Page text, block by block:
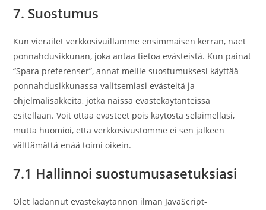
7. Suostumus
Kun vierailet verkkosivuillamme ensimmäisen kerran, näet
ponnahdusikkunan, joka antaa tietoa evästeistä. Kun painat
“Spara preferenser”, annat meille suostumuksesi käyttää
ponnahdusikkunassa valitsemiasi evästeitä ja
ohjelmalisäkkeitä, jotka näissä evästekäytänteissä
esitellään. Voit ottaa evästeet pois käytöstä selaimellasi,
mutta huomioi, että verkkosivustomme ei sen jälkeen
välttämättä enää toimi oikein.
7.1 Hallinnoi suostumusasetuksiasi
Olet ladannut evästekäytännön ilman JavaScript-